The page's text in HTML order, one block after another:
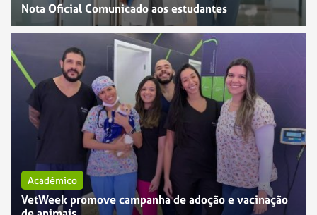
Nota Oficial Comunicado aos estudantes
Acadêmico
VetWeek promove campanha de adoção e vacinação